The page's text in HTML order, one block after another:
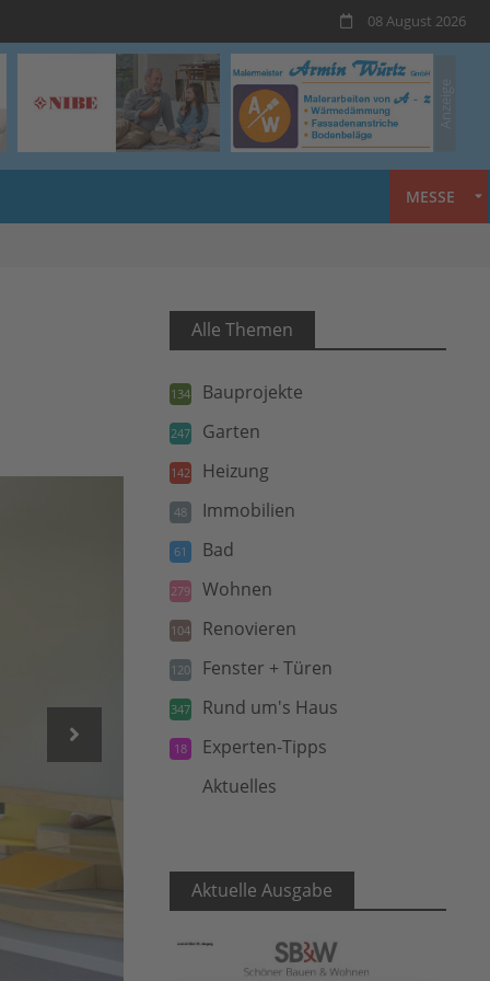
08 August 2026
MESSE
Alle Themen
134 Bauprojekte
247 Garten
142 Heizung
48 Immobilien
61 Bad
279 Wohnen
104 Renovieren
120 Fenster + Türen
347 Rund um's Haus
18 Experten-Tipps
Aktuelles
Aktuelle Ausgabe